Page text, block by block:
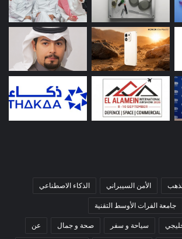
الأمن السيبراني الذكاء الاصطناعي
جامعة الفرات الأوسط التقنية
سياحة و سفر صحة و جمال عن